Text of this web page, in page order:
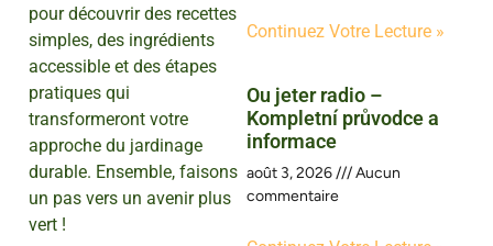
pour découvrir des recettes
simples, des ingrédients
accessible et des étapes
pratiques qui
transformeront votre
approche du jardinage
durable. Ensemble, faisons
un pas vers un avenir plus
vert !
Continuez Votre Lecture »
Ou jeter radio –
Kompletní průvodce a
informace
août 3, 2026
Aucun
commentaire